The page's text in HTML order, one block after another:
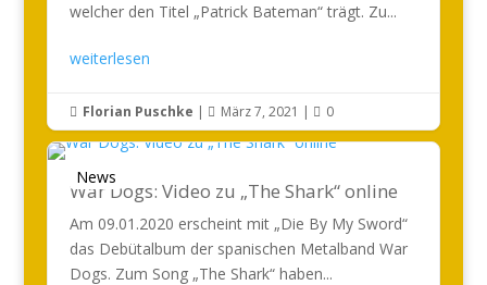
welcher den Titel „Patrick Bateman“ trägt. Zu...
weiterlesen
 Florian Puschke |  März 7, 2021 |  0
News
War Dogs: Video zu „The Shark“ online
Am 09.01.2020 erscheint mit „Die By My Sword“
das Debütalbum der spanischen Metalband War
Dogs. Zum Song „The Shark“ haben...